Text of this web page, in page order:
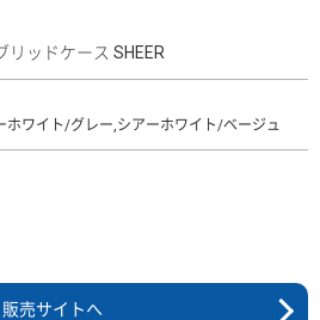
ッドケース SHEER
ホワイト/グレー,シアーホワイト/ベージュ
販売サイトへ